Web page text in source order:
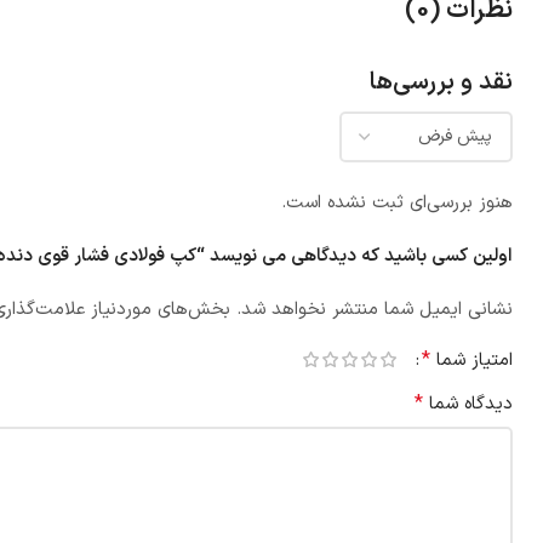
نظرات (0)
نقد و بررسی‌ها
هنوز بررسی‌ای ثبت نشده است.
اولین کسی باشید که دیدگاهی می نویسد “کپ فولادی فشار قوی
نشانی ایمیل شما منتشر نخواهد شد. بخش‌های موردنیاز
امتیاز شما *
دیدگاه شما *